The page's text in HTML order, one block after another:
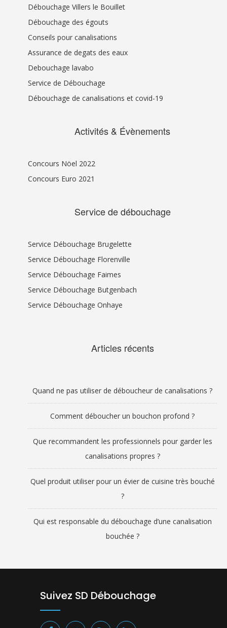
Débouchage Villers le Bouillet
Débouchage des égouts
Conseils pour canalisations
Assurance de degats des eaux
Debouchage lavabo
Service de Débouchage
Débouchage de canalisations et covid-19
Activités & Évènements
Concours Nöel 2022
Concours Euro 2021
Service de débouchage
Service Débouchage Brugelette
Service Débouchage Florenville
Service Débouchage Faimes
Service Débouchage Butgenbach
Service Débouchage Onhaye
Articles récents
Quand ne pas utiliser de déboucheur de canalisations ?
Comment déboucher un bouchon profond ?
Que recommandent les professionnels pour garder les
canalisations propres ?
Quel produit utiliser pour un évier de cuisine très bouché
?
Qui est responsable du débouchage d’une canalisation
bouchée ?
Suivez SD Débouchage